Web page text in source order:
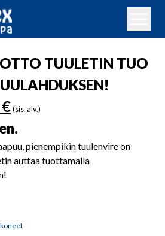
TUULETIN TUO
€Nykyinen
hinta
on:
159,90 €.
(sis. alv.)
pienempikin tuulenvire on
auttaa tuottamalla